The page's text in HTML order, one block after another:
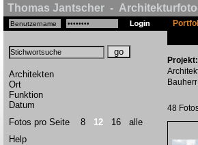
Thomas Jantscher -
Architekten
Ort
Funktion
Datum
Fotos pro Seite 8 12 16
alle
Help
48